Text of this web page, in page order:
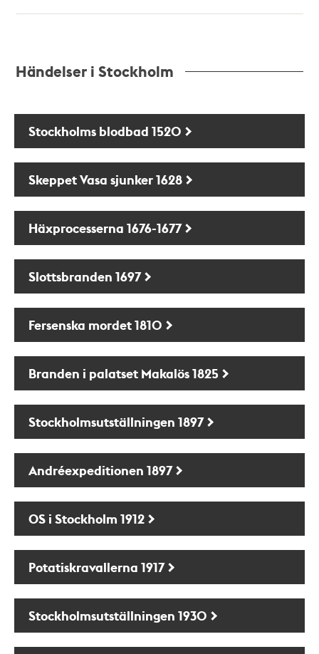
Händelser i Stockholm
Stockholms blodbad 1520
Skeppet Vasa sjunker 1628
Häxprocesserna 1676-1677
Slottsbranden 1697
Fersenska mordet 1810
Branden i palatset Makalös 1825
Stockholmsutställningen 1897
Andréexpeditionen 1897
OS i Stockholm 1912
Potatiskravallerna 1917
Stockholmsutställningen 1930